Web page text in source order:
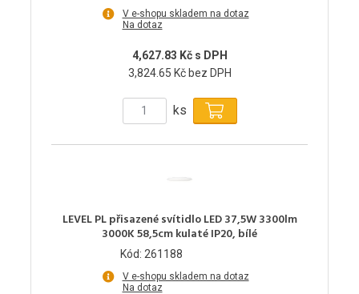
V e-shopu skladem na dotaz
Na dotaz
4,627.83 Kč s DPH
3,824.65 Kč bez DPH
ks
LEVEL PL přisazené svítidlo LED 37,5W 3300lm
3000K 58,5cm kulaté IP20, bílé
Kód: 261188
V e-shopu skladem na dotaz
Na dotaz